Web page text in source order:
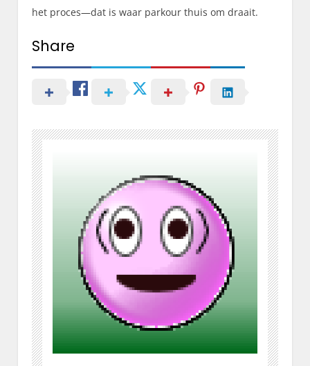
het proces—dat is waar parkour thuis om draait.
Share